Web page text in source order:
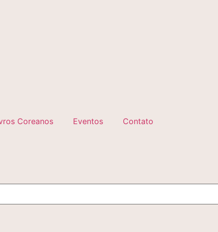
Coreanos Eventos Contato